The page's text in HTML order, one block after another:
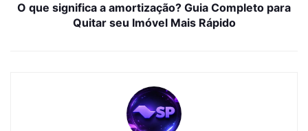
O que significa a amortização? Guia Completo para
Quitar seu Imóvel Mais Rápido